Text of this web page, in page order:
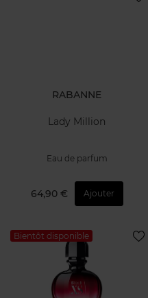
RABANNE
Lady Million
Eau de parfum
64,90 € Ajouter
Bientôt disponible